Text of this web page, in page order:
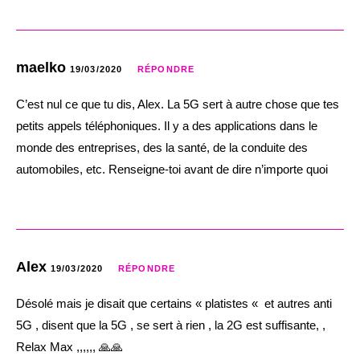
maelko 19/03/2020 RÉPONDRE
C’est nul ce que tu dis, Alex. La 5G sert à autre chose que tes
petits appels téléphoniques. Il y a des applications dans le
monde des entreprises, des la santé, de la conduite des
automobiles, etc. Renseigne-toi avant de dire n’importe quoi
Alex 19/03/2020 RÉPONDRE
Désolé mais je disait que certains « platistes « et autres anti
5G , disent que la 5G , se sert à rien , la 2G est suffisante, ,
Relax Max ,,,,,, 🙏🙏